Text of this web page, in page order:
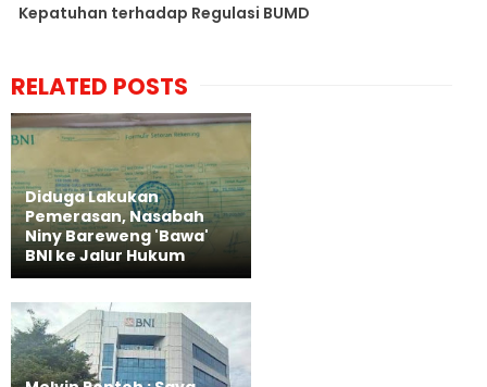
Kepatuhan terhadap Regulasi BUMD
RELATED POSTS
Diduga Lakukan
Pemerasan, Nasabah
Niny Bareweng 'Bawa'
BNI ke Jalur Hukum